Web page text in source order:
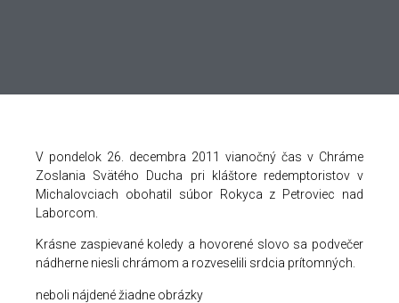
V pondelok 26. decembra 2011 vianočný čas v Chráme
Zoslania Svätého Ducha pri kláštore redemptoristov v
Michalovciach obohatil súbor Rokyca z Petroviec nad
Laborcom.
Krásne zaspievané koledy a hovorené slovo sa podvečer
nádherne niesli chrámom a rozveselili srdcia prítomných.
neboli nájdené žiadne obrázky